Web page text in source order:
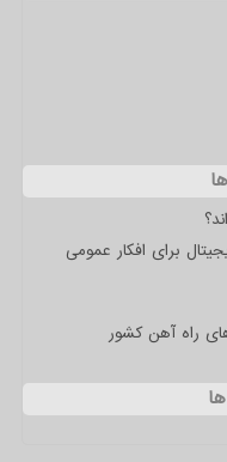
برای افکار عمومی
راه آهن کشور